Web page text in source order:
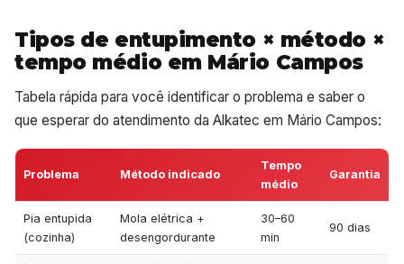
Tipos de entupimento × método ×
tempo médio em Mário Campos
Tabela rápida para você identificar o problema e saber o
que esperar do atendimento da Alkatec em Mário Campos:
Problema Método indicado
Tempo
médio
Garantia
Pia entupida
(cozinha)
Mola elétrica +
desengordurante
30–60
min
90 dias